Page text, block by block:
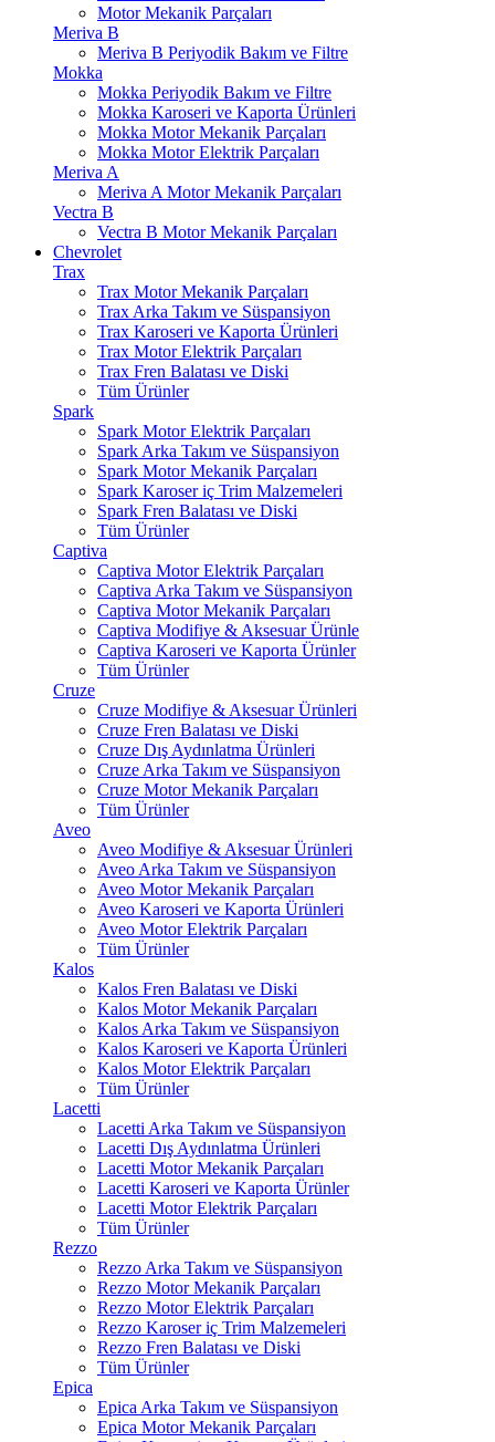
Motor Mekanik Parçaları
Meriva B
Meriva B Periyodik Bakım ve Filtre
Mokka
Mokka Periyodik Bakım ve Filtre
Mokka Karoseri ve Kaporta Ürünleri
Mokka Motor Mekanik Parçaları
Mokka Motor Elektrik Parçaları
Meriva A
Meriva A Motor Mekanik Parçaları
Vectra B
Vectra B Motor Mekanik Parçaları
Chevrolet
Trax
Trax Motor Mekanik Parçaları
Trax Arka Takım ve Süspansiyon
Trax Karoseri ve Kaporta Ürünleri
Trax Motor Elektrik Parçaları
Trax Fren Balatası ve Diski
Tüm Ürünler
Spark
Spark Motor Elektrik Parçaları
Spark Arka Takım ve Süspansiyon
Spark Motor Mekanik Parçaları
Spark Karoser iç Trim Malzemeleri
Spark Fren Balatası ve Diski
Tüm Ürünler
Captiva
Captiva Motor Elektrik Parçaları
Captiva Arka Takım ve Süspansiyon
Captiva Motor Mekanik Parçaları
Captiva Modifiye & Aksesuar Ürünle
Captiva Karoseri ve Kaporta Ürünler
Tüm Ürünler
Cruze
Cruze Modifiye & Aksesuar Ürünleri
Cruze Fren Balatası ve Diski
Cruze Dış Aydınlatma Ürünleri
Cruze Arka Takım ve Süspansiyon
Cruze Motor Mekanik Parçaları
Tüm Ürünler
Aveo
Aveo Modifiye & Aksesuar Ürünleri
Aveo Arka Takım ve Süspansiyon
Aveo Motor Mekanik Parçaları
Aveo Karoseri ve Kaporta Ürünleri
Aveo Motor Elektrik Parçaları
Tüm Ürünler
Kalos
Kalos Fren Balatası ve Diski
Kalos Motor Mekanik Parçaları
Kalos Arka Takım ve Süspansiyon
Kalos Karoseri ve Kaporta Ürünleri
Kalos Motor Elektrik Parçaları
Tüm Ürünler
Lacetti
Lacetti Arka Takım ve Süspansiyon
Lacetti Dış Aydınlatma Ürünleri
Lacetti Motor Mekanik Parçaları
Lacetti Karoseri ve Kaporta Ürünler
Lacetti Motor Elektrik Parçaları
Tüm Ürünler
Rezzo
Rezzo Arka Takım ve Süspansiyon
Rezzo Motor Mekanik Parçaları
Rezzo Motor Elektrik Parçaları
Rezzo Karoser iç Trim Malzemeleri
Rezzo Fren Balatası ve Diski
Tüm Ürünler
Epica
Epica Arka Takım ve Süspansiyon
Epica Motor Mekanik Parçaları